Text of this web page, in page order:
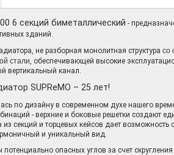
6 секций биметаллический -
зданий.
не разборная монолитная структура со
стали, обеспечивающей высокие
вертикальный канал.
SUPReMO – 25 лет!
по дизайну в современном духе нашего
- верхние и боковые решетки создают
секций и торцевых кейсов дает возможность
и уникальный вид.
опасных углов за счет